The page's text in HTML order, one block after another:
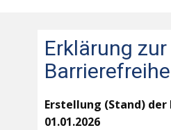
Erklärung zur
Erstellung (Stand) der
01.01.2026